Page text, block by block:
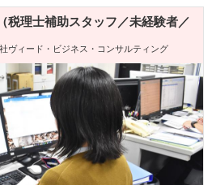
税理士補助スタッフ／未経験者／
ヴィード・ビジネス・コンサルティング